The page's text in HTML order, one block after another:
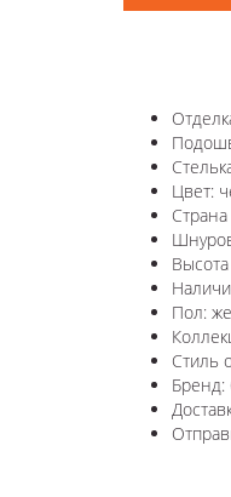
Цвет:
Пол:
Стиль
Бренд: